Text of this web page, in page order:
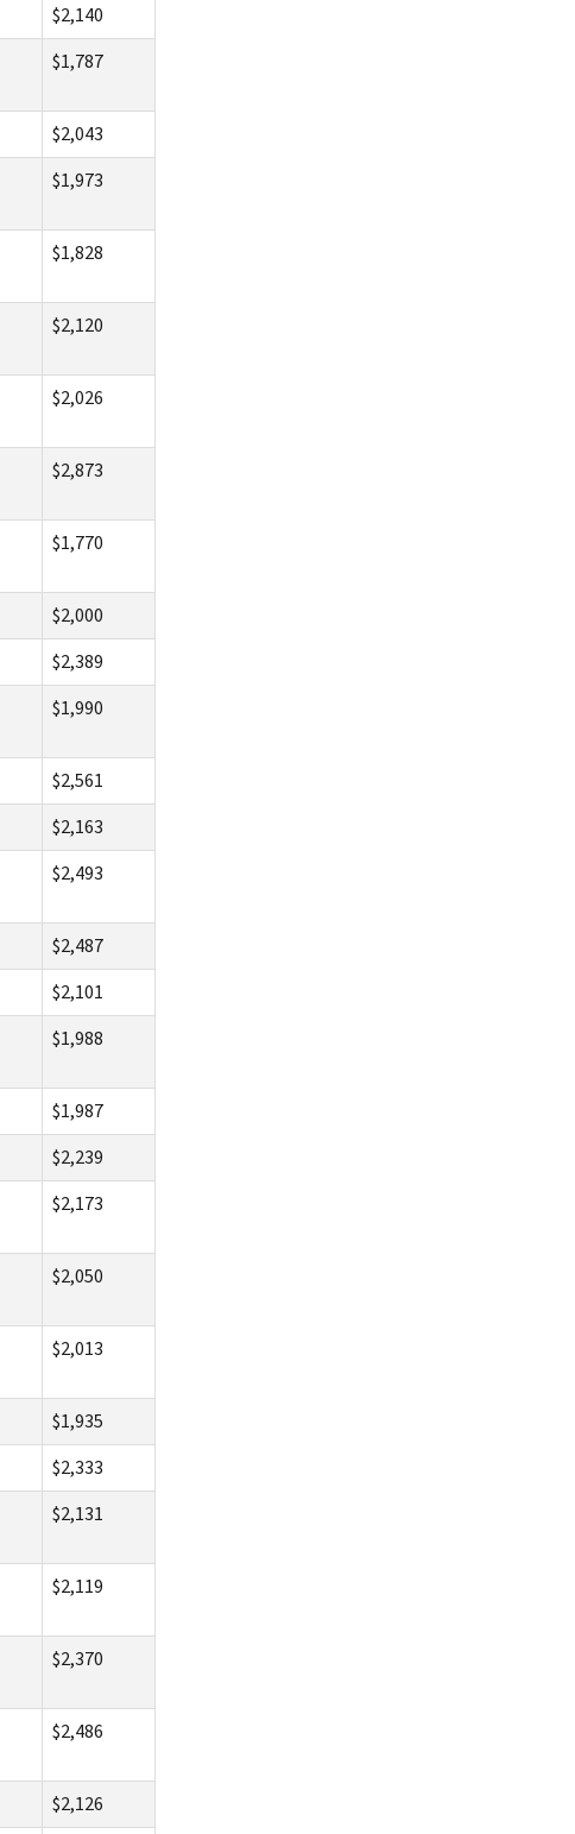
$2,140
$1,787
$2,043
$1,973
$1,828
$2,120
$2,026
$2,873
$1,770
$2,000
$2,389
$1,990
$2,561
$2,163
$2,493
$2,487
$2,101
$1,988
$1,987
$2,239
$2,173
$2,050
$2,013
$1,935
$2,333
$2,131
$2,119
$2,370
$2,486
$2,126